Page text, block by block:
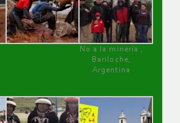
No a la minería ,
Bariloche,
Argentina